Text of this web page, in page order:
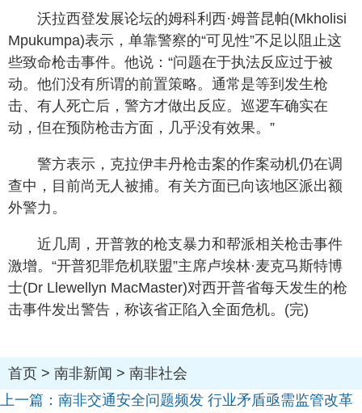
沃拉西登发展论坛的姆科利西·姆普昆帕(Mkholisi
Mpukumpa)表示，单靠警察的“可见性”不足以阻止这
些致命枪击事件。他说：“问题在于执法反应过于被
动。他们没有所谓的前置策略。通常是等到发生枪
击、有人死亡后，警方才做出反应。巡逻车确实在
动，但在预防枪击方面，几乎没有效果。”
警方表示，克拉伊丰丹枪击案的作案动机仍在调
查中，目前尚无人被捕。有关方面已向该地区派出额
外警力。
近几周，开普敦的枪支暴力和帮派相关枪击事件
激增。“开普犯罪危机联盟”主席卢埃林·麦克马斯特博
士(Dr Llewellyn MacMaster)对西开普省每天发生的枪
击事件发出警告，称该省正陷入全面危机。(完)
首页 > 南非新闻 > 南非社会
上一篇： 南非交通安全问题频发 行业矛盾亟需监管改革